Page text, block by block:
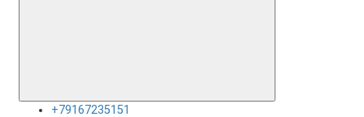
+79167235151